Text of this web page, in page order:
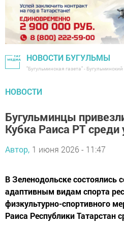
НОВОСТИ БУГУЛЬМЫ
"Бугульминская газета" -
НОВОСТИ
Бугульминцы
Кубка Раиса РТ
Автор, 1 июня 2026 - 11:47
В Зеленодольске состоялись
адаптивным видам спорта
физкультурно-спортивного
Раиса Республики Татарстан